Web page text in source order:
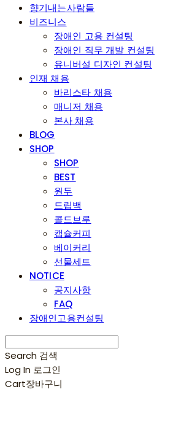
향기내는사람들
비즈니스
장애인 고용 컨설팅
장애인 직무 개발 컨설팅
유니버설 디자인 컨설팅
인재 채용
바리스타 채용
매니저 채용
본사 채용
BLOG
SHOP
SHOP
BEST
원두
드립백
콜드브루
캡슐커피
베이커리
선물세트
NOTICE
공지사항
FAQ
장애인고용컨설팅
Search 검색
Log In 로그인
Cart장바구니